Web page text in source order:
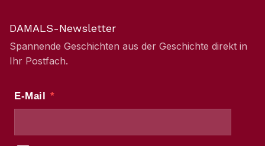
DAMALS-Newsletter
Spannende Geschichten aus der Geschichte direkt in
Ihr Postfach.